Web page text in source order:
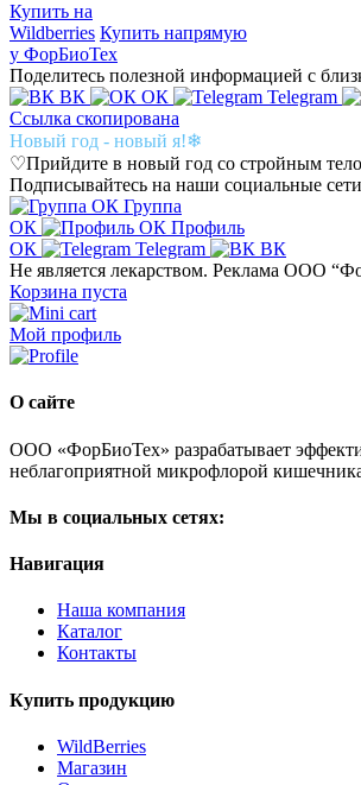
Купить на
Wildberries Купить напрямую
у ФорБиоТех
Поделитесь полезной информацией с
ВК
ОК Telegram
Ссылка скопирована
Новый год - новый я!❄
♡Прийдите в новый год со стройным
Подписывайтесь на наши социальные
Группа
ОК
Профиль
ОК
Telegram
ВК
Не является лекарством. Реклама ООО
Корзина пуста
Мой профиль
О сайте
ООО «ФорБиоТех» разрабатывает
неблагоприятной микрофлорой
Мы в социальных сетях:
Навигация
Наша компания
Каталог
Контакты
Купить продукцию
WildBerries
Магазин